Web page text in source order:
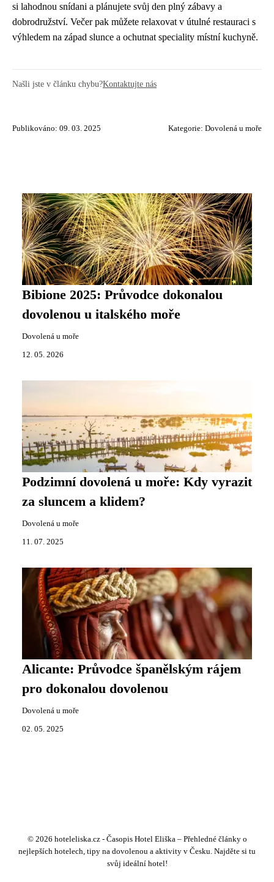
si lahodnou snídani a plánujete svůj den plný zábavy a
dobrodružství. Večer pak můžete relaxovat v útulné restauraci s
výhledem na západ slunce a ochutnat speciality místní kuchyně.
Našli jste v článku chybu?Kontaktujte nás
Publikováno: 09. 03. 2025 Kategorie: Dovolená u moře
Bibione 2025: Průvodce dokonalou
dovolenou u italského moře
Dovolená u moře
12. 05. 2026
Podzimní dovolená u moře: Kdy vyrazit
za sluncem a klidem?
Dovolená u moře
11. 07. 2025
Alicante: Průvodce španělským rájem
pro dokonalou dovolenou
Dovolená u moře
02. 05. 2025
© 2026 hoteleliska.cz - Časopis Hotel Eliška – Přehledné články o
nejlepších hotelech, tipy na dovolenou a aktivity v Česku. Najděte si tu
svůj ideální hotel!